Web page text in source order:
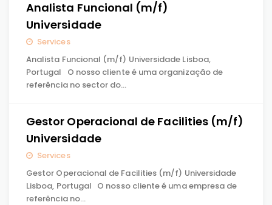
Analista Funcional (m/f)
Universidade
Services
Analista Funcional (m/f) Universidade Lisboa,
Portugal O nosso cliente é uma organização de
referência no sector do…
Gestor Operacional de Facilities (m/f)
Universidade
Services
Gestor Operacional de Facilities (m/f) Universidade
Lisboa, Portugal O nosso cliente é uma empresa de
referência no…